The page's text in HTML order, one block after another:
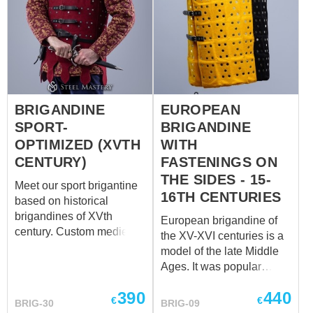
brigandine's main design
features are its leather
fasteners with buckles in
front and 6 peculiar
arranged large metal
plates. Some
fragments of brigandines
found still retain elements
of their original velvet
cover...
Waist circumference over
padded protection 113-
circumference over
padded protection 126-
130 49 ³⁹/₆₄ - 51 ³/₁₆
BRIGANDINE
SPORT-
OPTIMIZED (XVTH
CENTURY)
Meet our sport brigantine
based on historical
brigandines of XVth
century. Custom medieval
parameters and personal
BRIG-30 €390
EUROPEAN
BRIGANDINE
WITH
FASTENINGS ON
THE SIDES - 15-
16TH CENTURIES
European brigandine of
the XV-XVI centuries is a
model of the late Middle
Ages. It was popular
branches, while hadn’t
BRIG-09 €440